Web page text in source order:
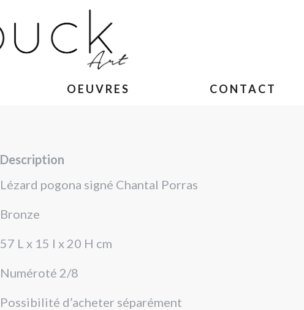
OEUVRES CONTACT
Description
Lézard pogona signé Chantal Porras
Bronze
57 L x 15 l x 20 H cm
Numéroté 2/8
Possibilité d’acheter séparément